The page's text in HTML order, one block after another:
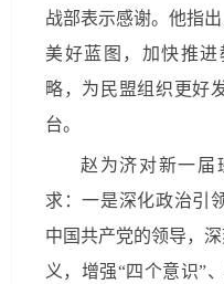
战部表示感谢。他指
美好蓝图，加快推
略，为民盟组织更好
台。
赵为济对新一届
求：一是深化政治引
中国共产党的领导，
义，增强“四个意识”